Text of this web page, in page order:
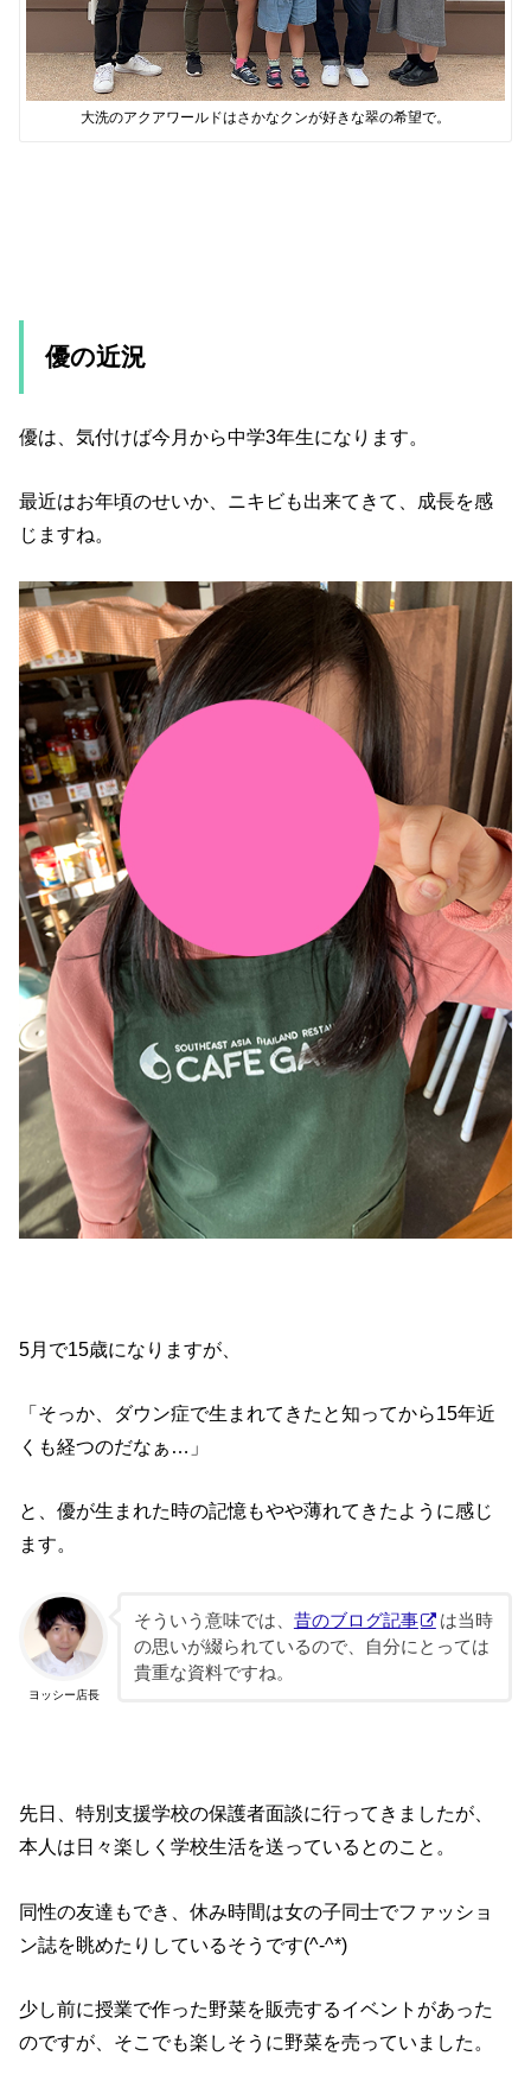
大洗のアクアワールドはさかなクンが好きな翠の希望で。
優の近況
優は、気付けば今月から中学3年生になります。
最近はお年頃のせいか、ニキビも出来てきて、成長を感
じますね。
5月で15歳になりますが、
「そっか、ダウン症で生まれてきたと知ってから15年近
くも経つのだなぁ…」
と、優が生まれた時の記憶もやや薄れてきたように感じ
ます。
ヨッシー店長
そういう意味では、 昔のブログ記事
は当時
の思いが綴られているので、自分にとっては
貴重な資料ですね。
先日、特別支援学校の保護者面談に行ってきましたが、
本人は日々楽しく学校生活を送っているとのこと。
同性の友達もでき、休み時間は女の子同士でファッショ
ン誌を眺めたりしているそうです(^-^*)
少し前に授業で作った野菜を販売するイベントがあった
のですが、そこでも楽しそうに野菜を売っていました。